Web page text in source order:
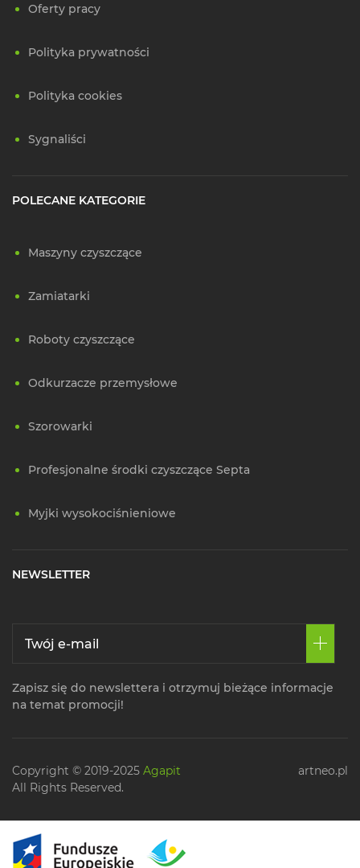
Oferty pracy
Polityka prywatności
Polityka cookies
Sygnaliści
POLECANE KATEGORIE
Maszyny czyszczące
Zamiatarki
Roboty czyszczące
Odkurzacze przemysłowe
Szorowarki
Profesjonalne środki czyszczące Septa
Myjki wysokociśnieniowe
NEWSLETTER
Zapisz się do newslettera i otrzymuj bieżące informacje
na temat promocji!
Copyright © 2019-2025 Agapit
All Rights Reserved.
artneo.pl